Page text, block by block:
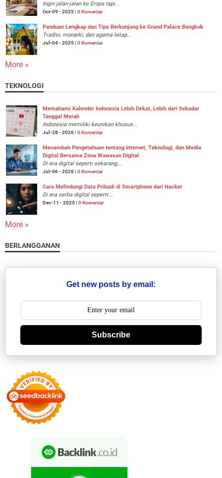
Ingin jalan-jalan ke Eropa tapi...
Oct-09 - 2025 | 0 Komentar
Panduan Lengkap dan Tips Berkunjung ke Grand Palace Bangkok
Tradisi, monarki, dan agama tetap...
Jul-04 - 2025 | 0 Komentar
More »
TEKNOLOGI
Memahami Kalender Indonesia Lebih Dekat, Lebih dari Sekadar
Tanggal Merah
Indonesia memiliki keunikan khusus...
Jul-28 - 2026 | 0 Komentar
Menambah Pengetahuan tentang Internet, Teknologi, dan Media
Digital Bersama Zona Wawasan Digital
Di era digital seperti sekarang,...
Jul-06 - 2026 | 0 Komentar
Cara Melindungi Data Pribadi di Smartphone dari Hacker
Di era serba digital seperti...
Dec-11 - 2025 | 0 Komentar
More »
BERLANGGANAN
Get new posts by email:
Subscribe